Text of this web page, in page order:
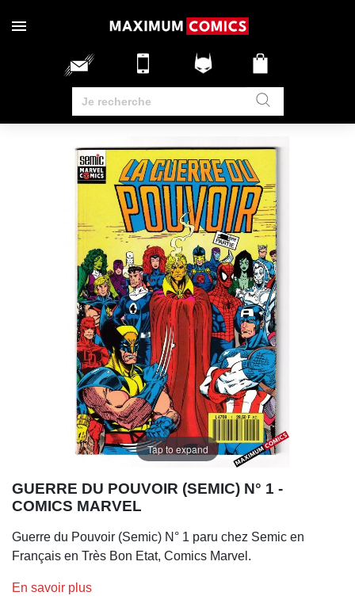
Tap to expand
GUERRE DU POUVOIR (SEMIC) N° 1 -
COMICS MARVEL
Guerre du Pouvoir (Semic) N° 1 paru chez Semic en
Français en Très Bon Etat, Comics Marvel.
En savoir plus